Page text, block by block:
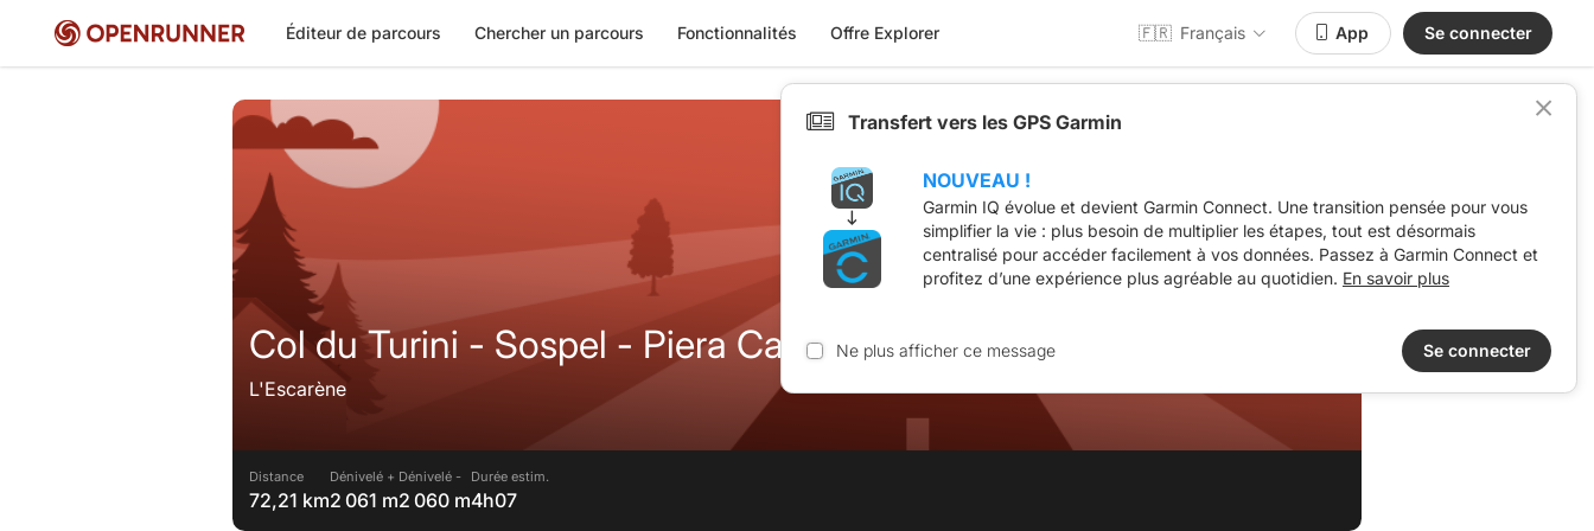
Éditeur de parcours Chercher un parcours Fonctionnalités Offre Explorer 🇫🇷 Français App Se connecter
Col du Turini - Sospel - Piera Cava
L'Escarène
Distance
72,21 km
Dénivelé +
2 061 m
Dénivelé -
2 060 m
Durée estim.
4h07
Transfert vers les GPS Garmin
NOUVEAU !
Garmin IQ évolue et devient Garmin Connect. Une transition pensée pour vous
simplifier la vie : plus besoin de multiplier les étapes, tout est désormais
centralisé pour accéder facilement à vos données. Passez à Garmin Connect et
profitez d’une expérience plus agréable au quotidien. En savoir plus
Ne plus afficher ce message Se connecter